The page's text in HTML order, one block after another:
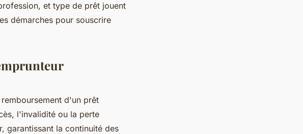
et type de prêt jouent
démarches pour souscrire
d'un prêt
l'invalidité ou la perte
garantissant la continuité des